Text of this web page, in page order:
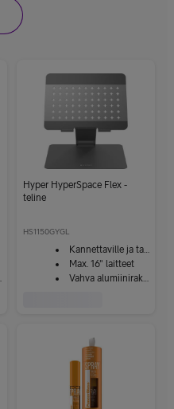
Hyper HyperSpace Flex -
teline
HS1150GYGL
Kannettaville ja tableteille
Max. 16" laitteet
Vahva alumiinirakenne ja silikonitassut